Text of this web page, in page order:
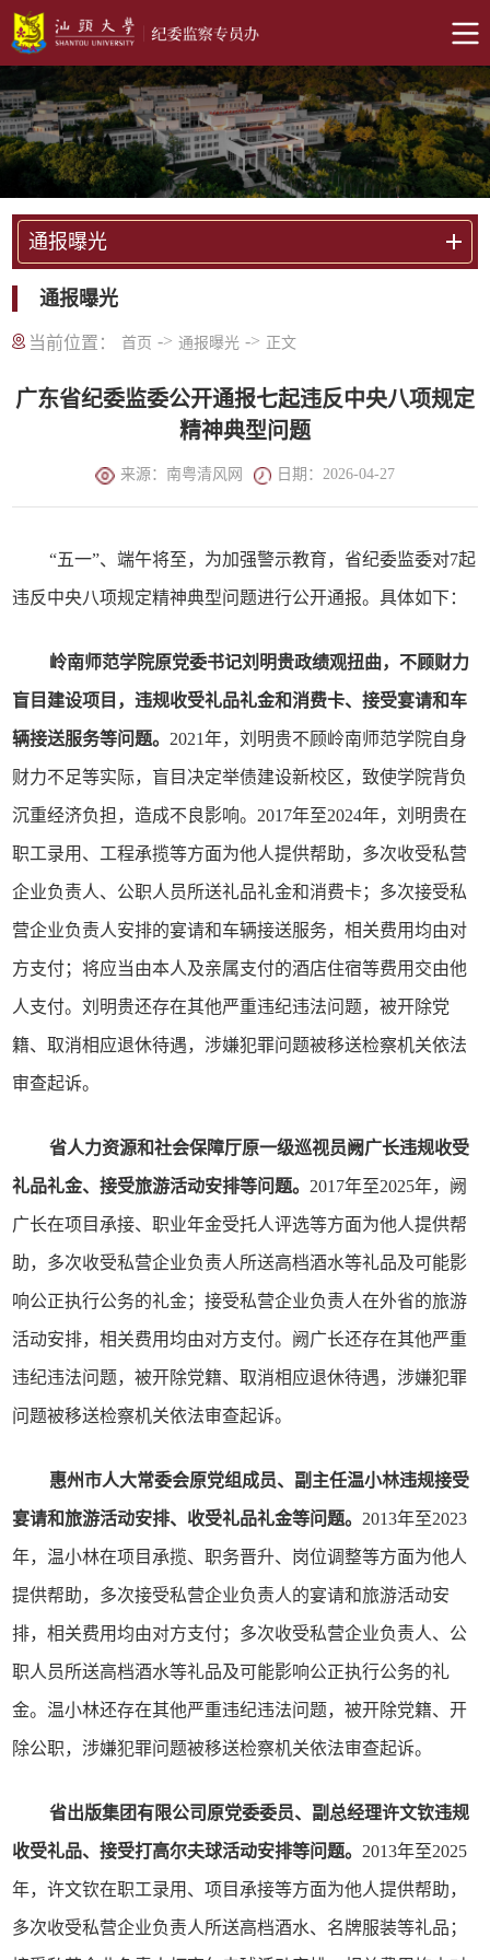
通报曝光
通报曝光
当前位置： 首页 -> 通报曝光 -> 正文
广东省纪委监委公开通报七起违反中央八项规定
精神典型问题
来源：南粤清风网 日期：2026-04-27
“五一”、端午将至，为加强警示教育，省纪委监委对7起
违反中央八项规定精神典型问题进行公开通报。具体如下：
岭南师范学院原党委书记刘明贵政绩观扭曲，不顾财力
盲目建设项目，违规收受礼品礼金和消费卡、接受宴请和车
辆接送服务等问题。 2021年，刘明贵不顾岭南师范学院自身
财力不足等实际，盲目决定举债建设新校区，致使学院背负
沉重经济负担，造成不良影响。2017年至2024年，刘明贵在
职工录用、工程承揽等方面为他人提供帮助，多次收受私营
企业负责人、公职人员所送礼品礼金和消费卡；多次接受私
营企业负责人安排的宴请和车辆接送服务，相关费用均由对
方支付；将应当由本人及亲属支付的酒店住宿等费用交由他
人支付。刘明贵还存在其他严重违纪违法问题，被开除党
籍、取消相应退休待遇，涉嫌犯罪问题被移送检察机关依法
审查起诉。
省人力资源和社会保障厅原一级巡视员阙广长违规收受
礼品礼金、接受旅游活动安排等问题。 2017年至2025年，阙
广长在项目承接、职业年金受托人评选等方面为他人提供帮
助，多次收受私营企业负责人所送高档酒水等礼品及可能影
响公正执行公务的礼金；接受私营企业负责人在外省的旅游
活动安排，相关费用均由对方支付。阙广长还存在其他严重
违纪违法问题，被开除党籍、取消相应退休待遇，涉嫌犯罪
问题被移送检察机关依法审查起诉。
惠州市人大常委会原党组成员、副主任温小林违规接受
宴请和旅游活动安排、收受礼品礼金等问题。 2013年至2023
年，温小林在项目承揽、职务晋升、岗位调整等方面为他人
提供帮助，多次接受私营企业负责人的宴请和旅游活动安
排，相关费用均由对方支付；多次收受私营企业负责人、公
职人员所送高档酒水等礼品及可能影响公正执行公务的礼
金。温小林还存在其他严重违纪违法问题，被开除党籍、开
除公职，涉嫌犯罪问题被移送检察机关依法审查起诉。
省出版集团有限公司原党委委员、副总经理许文钦违规
收受礼品、接受打高尔夫球活动安排等问题。 2013年至2025
年，许文钦在职工录用、项目承接等方面为他人提供帮助，
多次收受私营企业负责人所送高档酒水、名牌服装等礼品；